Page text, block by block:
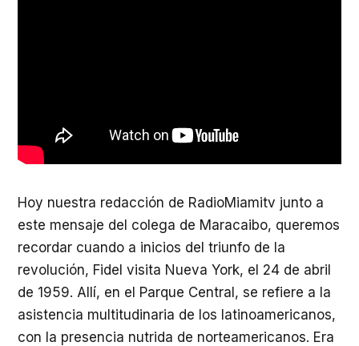
Hoy nuestra redacción de RadioMiamitv junto a
este mensaje del colega de Maracaibo, queremos
recordar cuando a inicios del triunfo de la
revolución, Fidel visita Nueva York, el 24 de abril
de 1959. Allí, en el Parque Central, se refiere a la
asistencia multitudinaria de los latinoamericanos,
con la presencia nutrida de norteamericanos. Era